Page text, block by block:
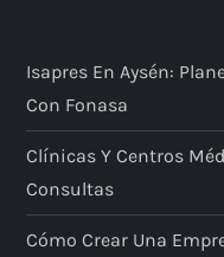
Isapres En Aysén:
Con Fonasa
Clínicas Y Centros
Consultas
Cómo Crear Una